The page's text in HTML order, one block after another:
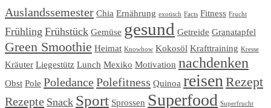
Auslandssemester Chia Ernährung exotisch Facts Fitness Frucht
Frühling Frühstück Gemüse gesund Getreide Granatapfel
Green Smoothie Heimat Knowhow Kokosöl Krafttraining Kresse
Kräuter Liegestütz Lunch Mexiko Motivation nachdenken
Obst Pole PoledancePolefitness Quinoa reisen Rezept
Rezepte Snack Sport Sprossen Superfood Superfrucht